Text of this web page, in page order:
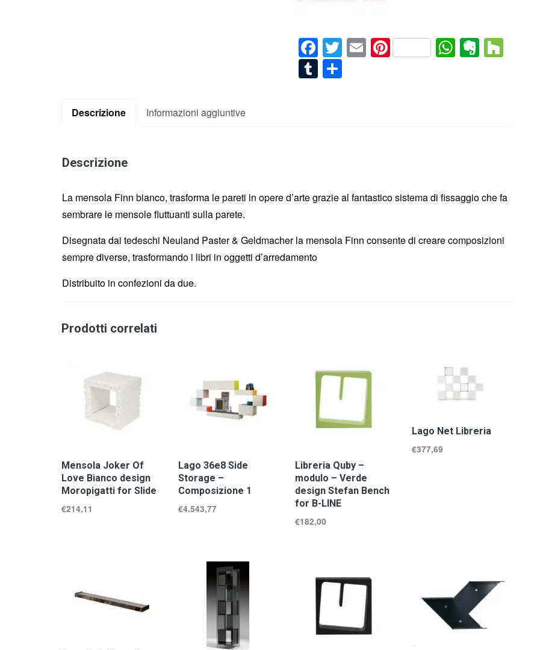
Facebook
Twitter
EmailPinterestWhatsApp
Evernote
Tumblr
Descrizione Informazioni aggiuntive
Descrizione
La mensola Finn bianco, trasforma le pareti in opere d’arte grazie al fantastico sistema di fissaggio che fa
sembrare le mensole fluttuanti sulla parete.
Disegnata dai tedeschi Neuland Paster & Geldmacher la mensola Finn consente di creare composizioni
sempre diverse, trasformando i libri in oggetti d’arredamento
Distribuito in confezioni da due.
Prodotti correlati
Mensola Joker Of
Love Bianco design
Moropigatti for Slide
€214,11
Lago 36e8 Side
Storage –
Composizione 1
€4.543,77
Libreria Quby –
modulo – Verde
design Stefan Bench
for B-LINE
€182,00
Lago Net Libreria
€377,69